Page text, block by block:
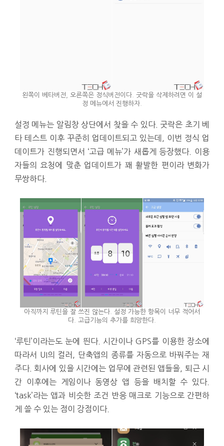
왼쪽이 베타버전, 오른쪽은 정식버전이다. 굿락을 삭제하려면 이 설
정 메뉴에서 진행하자.
설정 메뉴는 알림창 상단에서 찾을 수 있다. 굿락은 초기 베
타 테스트 이후 꾸준히 업데이트되고 있는데, 이번 정식 업
데이트가 진행되면서 ‘고급 메뉴’가 새롭게 등장했다. 이용
자들의 요청에 맞춘 업데이트가 꽤 활발한 편이라 변화가
무쌍하다.
아직까지 루틴을 잘 쓰진 않는다. 설정 가능한 항목이 너무 적어서
다. 고급기능의 추가를 희망한다.
‘루틴’이라는도 눈에 띈다. 시간이나 GPS를 이용한 장소에
따라서 UI의 컬러, 단축앱의 종류를 자동으로 바꿔주는 재
주다. 회사에 있을 시간에는 업무에 관련된 앱들을, 퇴근 시
간 이후에는 게임이나 동영상 앱 등을 배치할 수 있다.
‘task’라는 앱과 비슷한 조건 반응 매크로 기능으로 간편하
게 쓸 수 있는 점이 강점이다.